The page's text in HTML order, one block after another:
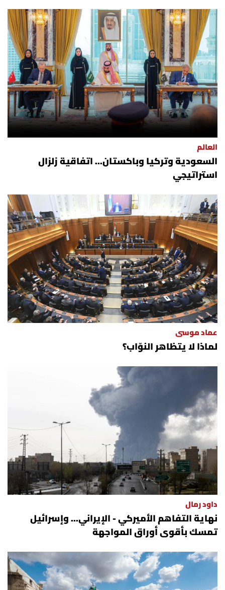
العالم
السعودية وتركيا وباكستان... اتفاقية زلزال
استراتيجي
عماد موسى
لماذا لا يتظاهر النوّاب؟
داود رمال
نهاية التفاهم الأميركي - الإيراني... وإسرائيل
تمسك بأقوى أوراق المواجهة